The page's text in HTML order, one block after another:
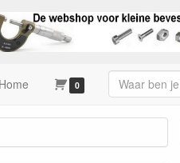
Home 0